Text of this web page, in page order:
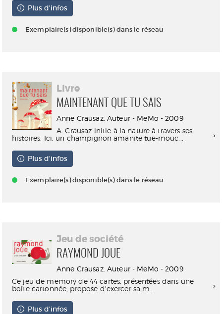
Plus d'infos
Exemplaire(s) disponible(s) dans le réseau
Livre
MAINTENANT QUE TU SAIS
Anne Crausaz. Auteur - MeMo - 2009
A. Crausaz initie à la nature à travers ses
histoires. Ici, un champignon amanite tue-mouc...
Plus d'infos
Exemplaire(s) disponible(s) dans le réseau
Jeu de société
RAYMOND JOUE
Anne Crausaz. Auteur - MeMo - 2009
Ce jeu de memory de 44 cartes, présentées dans une
boîte cartonnée, propose d'exercer sa m...
Plus d'infos